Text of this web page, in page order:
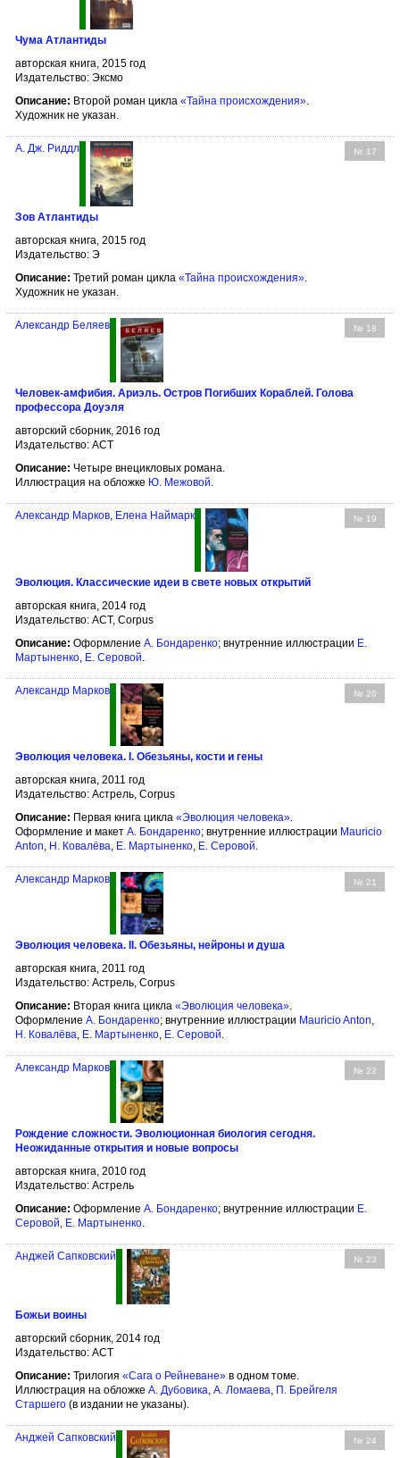
Чума Атлантиды
авторская книга, 2015 год
Издательство: Эксмо
Описание: Второй роман цикла «Тайна происхождения»
Художник не указан.
№ 17
А. Дж. Риддл
Зов Атлантиды
авторская книга, 2015 год
Издательство: Э
Описание: Третий роман цикла «Тайна происхождения».
Художник не указан.
№ 18
Александр Беляев
Человек-амфибия. Ариэль. Остров Погибших Кораблей. Голова
профессора Доуэля
авторский сборник, 2016 год
Издательство: АСТ
Описание: Четыре внецикловых романа.
Иллюстрация на обложке Ю. Межовой.
№ 19
Александр Марков, Елена Наймарк
Эволюция. Классические идеи в свете новых открытий
авторская книга, 2014 год
Издательство: АСТ, Corpus
Описание: Оформление А. Бондаренко; внутренние иллюстрации Е.
Мартыненко Е. Серовой
№ 20
Александр Марков
Эволюция человека. I. Обезьяны, кости и гены
авторская книга, 2011 год
Издательство: Астрель, Corpus
Описание: Первая книга цикла «Эволюция человека».
Оформление и макет А. Бондаренко; внутренние иллюстрации Mauricio
Anton, Н. Ковалёва, Е. Мартыненко, Е. Серовой.
№ 21
Александр Марков
Эволюция человека. II. Обезьяны, нейроны и душа
авторская книга, 2011 год
Издательство: Астрель, Corpus
Описание: Вторая книга цикла «Эволюция человека».
Оформление А. Бондаренко; внутренние иллюстрации Mauricio Anton,
Н. Ковалёва, Е. Мартыненко, Е. Серовой.
№ 22
Александр Марков
Рождение сложности. Эволюционная биология сегодня.
Неожиданные открытия и новые вопросы
авторская книга, 2010 год
Издательство: Астрель
Описание: Оформление А. Бондаренко; внутренние иллюстрации Е.
Серовой, Е. Мартыненко.
№ 23
Анджей Сапковский
Божьи воины
авторский сборник, 2014 год
Издательство: АСТ
Описание: Трилогия «Сага о Рейневане» в одном томе.
Иллюстрация на обложке А. Дубовика, А. Ломаева, П. Брейгеля
Старшего (в издании не указаны).
№ 24
Анджей Сапковский